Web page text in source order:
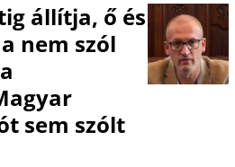
állítja, ő és
nem szól
sem szólt